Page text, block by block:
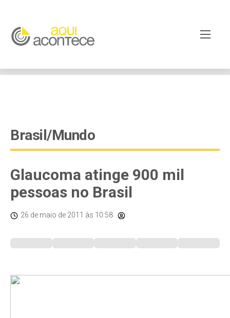
googleb82de9a22cec23e8.html
Brasil/Mundo
Glaucoma atinge 900 mil
pessoas no Brasil
26 de maio de 2011 às 10:58